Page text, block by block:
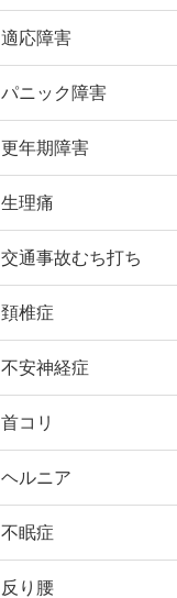
適応障害
パニック障害
更年期障害
生理痛
交通事故むち打ち
頚椎症
不安神経症
首コリ
ヘルニア
不眠症
反り腰